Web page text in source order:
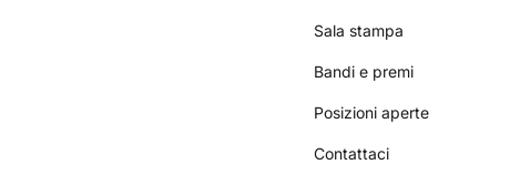
Sala stampa
Bandi e premi
Posizioni aperte
Contattaci